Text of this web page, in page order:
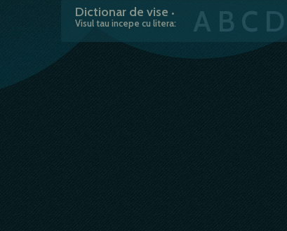
Dictionar de vise •
Visul tau incepe cu litera:
A B C D